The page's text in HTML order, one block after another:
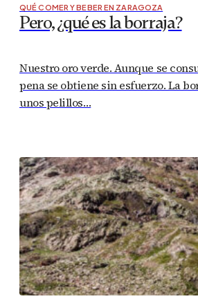
QUÉ COMER Y BEBER EN ZARAGOZA
Pero, ¿qué es la borraja?
Nuestro oro verde. Aunque se
pena se obtiene sin esfuerzo. La
unos pelillos…